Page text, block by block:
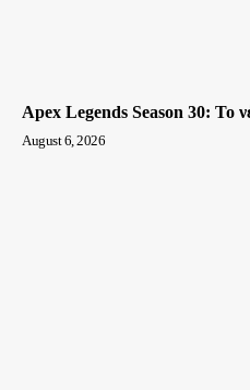
Apex Legends Season 30: Το
August 6, 2026